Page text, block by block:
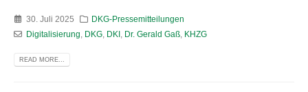
30. Juli 2025
DKG-Pressemitteilungen
Digitalisierung
DKG, DKI Dr. Gerald Gaß, KHZG
READ MORE...